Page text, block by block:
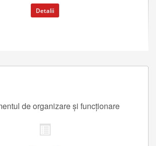
Detalii
de organizare și funcționare